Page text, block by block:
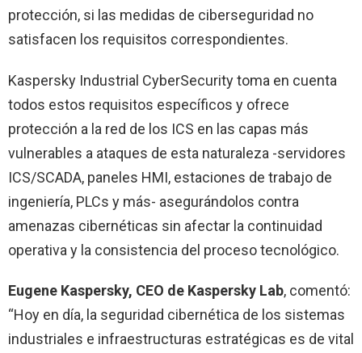
protección, si las medidas de ciberseguridad no
satisfacen los requisitos correspondientes.
Kaspersky Industrial CyberSecurity toma en cuenta
todos estos requisitos específicos y ofrece
protección a la red de los ICS en las capas más
vulnerables a ataques de esta naturaleza -servidores
ICS/SCADA, paneles HMI, estaciones de trabajo de
ingeniería, PLCs y más- asegurándolos contra
amenazas cibernéticas sin afectar la continuidad
operativa y la consistencia del proceso tecnológico.
Eugene Kaspersky, CEO de Kaspersky Lab, comentó:
“Hoy en día, la seguridad cibernética de los sistemas
industriales e infraestructuras estratégicas es de vital